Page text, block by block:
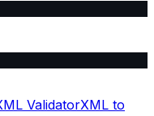
ValidatorXML to